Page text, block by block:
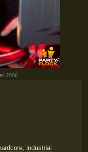
2006
, industrial